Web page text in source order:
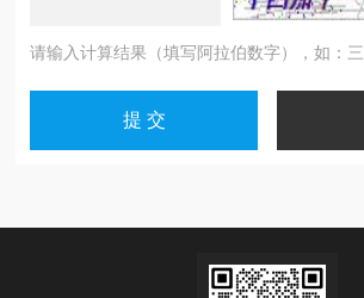
请输入计算结果（填写阿拉伯数字），如：